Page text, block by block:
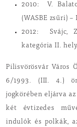
2010: V.
(WASBE zsűri) –
2012: Svájc,
kategória II.
Pilisvörösvár Város
6/1993. (III. 4.)
jogkörében eljárva az
két évtizedes
indulók és polkák,